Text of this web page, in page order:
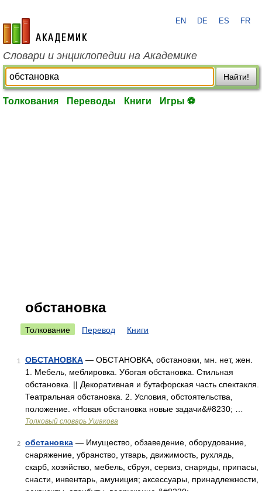
academic.ru
EN DE ES FR
Словари и энциклопедии на Академике
Найти!
Толкования Переводы Книги Игры ⚽
обстановка
Толкование Перевод Книги
1 ОБСТАНОВКА — ОБСТАНОВКА, обстановки, мн. нет, жен.
1. Мебель, меблировка. Убогая обстановка. Стильная
обстановка. || Декоративная и бутафорская часть спектакля.
Театральная обстановка. 2. Условия, обстоятельства,
положение. «Новая обстановка новые задачи&#8230; …
Толковый словарь Ушакова
2 обстановка — Имущество, обзаведение, оборудование,
снаряжение, убранство, утварь, движимость, рухлядь,
скарб, хозяйство, мебель, сбруя, сервиз, снаряды, припасы,
снасти, инвентарь, амуниция; аксессуары, принадлежности,